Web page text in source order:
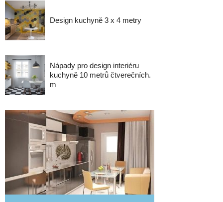
Design kuchyně 3 x 4 metry
Nápady pro design interiéru
kuchyně 10 metrů čtverečních.
m